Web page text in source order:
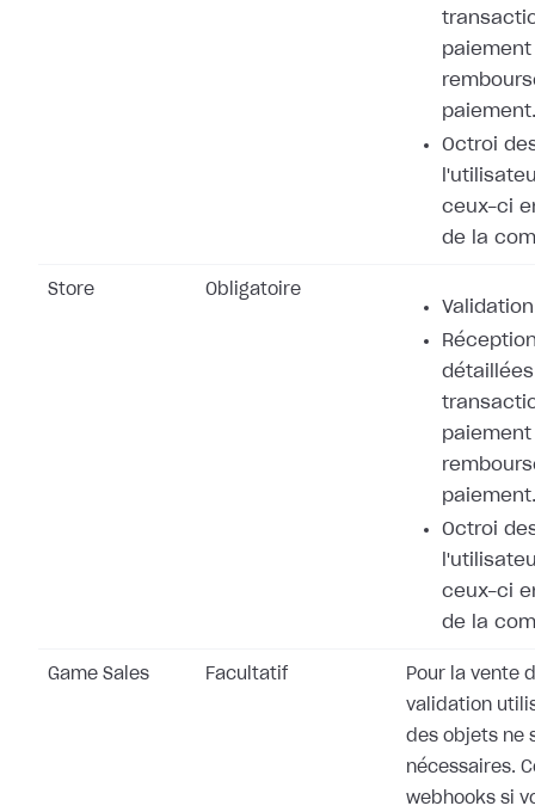
paiement.
Octroi
ceux-ci
de la
Store Obligatoire
paiement.
Octroi
ceux-ci
de la
Game Sales Facultatif
Pour la vente
validation
des objets ne
nécessaires.
webhooks si